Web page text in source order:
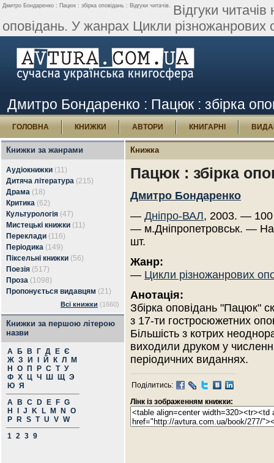
Дмитро Бондаренко : Пацюк : збірка оповідань : Відгуки читачів. Відгуки
оповідань. У жанрах Цикли різножанрових
Дмитро Бондаренко : Пацюк : збірка
ГОЛОВНА КНИЖКИ АВТОРИ КНИГАРНІ
Книжки за жанрами
Аудіокнижки (11)
Дитяча література (215)
Драма (18)
Критика (62)
Культурологія (47)
Мистецькі книжки (11)
Переклади (116)
Періодика (149)
Піксельні книжки (56)
Поезія (517)
Проза (1098)
Пропонується видавцям (21)
Всі книжки (1660)
Книжки за першою літерою
назви
А Б В Г Д Е Є
Ж З И Й К Л
М
Н
О П Р С Т У
Ф Х Ц Ч Ш Щ Э
Ю Я
A
B C D E F G
H
J K L M N
O
P
R S T U V W
1 2 3 9
Книжка
Пацюк : збірка
Дмитро Бондаренко
— Дніпро-ВАЛ, 2003. — 100
— м.Дніпропетровськ. —
шт.
Жанр:
— Цикли різножанрових
Анотація:
Збірка оповідань "Пацюк"
з 17-ти гостросюжетних
Більшість з котрих
виходили друком у
періодичних виданнях.
Поділитись:
Лінк із зображенням книжки: